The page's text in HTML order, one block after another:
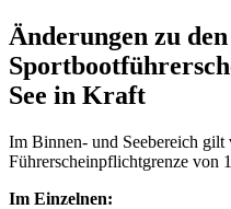
Änderungen zu den
See in Kraft
Im Binnen- und Seebereich gilt
Führerscheinpflichtgrenze von
Im Einzelnen: